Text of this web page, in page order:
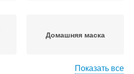
Домашняя маска
Показать все